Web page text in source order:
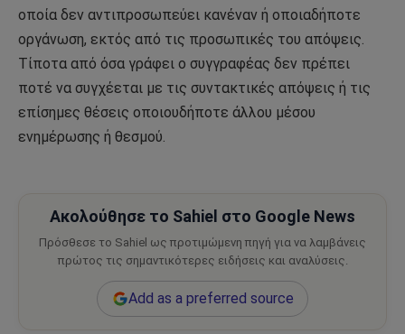
οποία δεν αντιπροσωπεύει κανέναν ή οποιαδήποτε
οργάνωση, εκτός από τις προσωπικές του απόψεις.
Τίποτα από όσα γράφει ο συγγραφέας δεν πρέπει
ποτέ να συγχέεται με τις συντακτικές απόψεις ή τις
επίσημες θέσεις οποιουδήποτε άλλου μέσου
ενημέρωσης ή θεσμού.
Ακολούθησε το Sahiel στο Google News
Πρόσθεσε το Sahiel ως προτιμώμενη πηγή για να λαμβάνεις
πρώτος τις σημαντικότερες ειδήσεις και αναλύσεις.
Add as a preferred source